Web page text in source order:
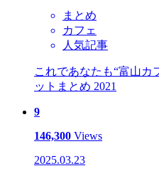
まとめ
カフェ
人気記事
これであなたも“富山カ
ットまとめ 2021
9
146,300 Views
2025.03.23